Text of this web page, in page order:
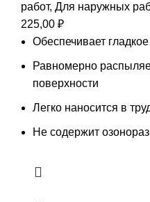
работ, Для наружных
225,00 ₽
Обеспечивает
Равномерно
поверхности
Легко наносится в
Не содержит